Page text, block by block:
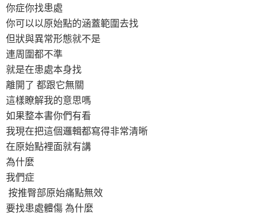
你症你找患處
你可以以原始點的涵蓋範圍去找
但狀與異常形態就不是
連周圍都不準
就是在患處本身找
離開了 都跟它無關
這樣瞭解我的意思嗎
如果整本書你們有看
我現在把這個邏輯都寫得非常清晰
在原始點裡面就有講
為什麼
我們症
按推臀部原始痛點無效
要找患處體傷 為什麼